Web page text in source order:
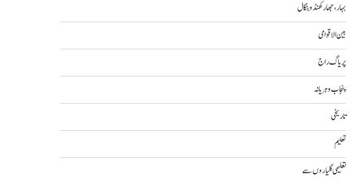
بہار، جھارکھنڈ و بنگال
بین الاقوامی
پریاگ راج
پنجاب و ہریانہ
تاریخی
تعلیم
تعلیمی گلیاروں سے